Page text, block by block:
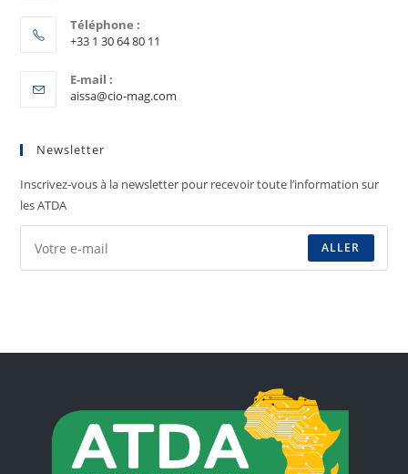
Téléphone :
+33 1 30 64 80 11
E-mail :
aissa@cio-mag.com
Newsletter
Inscrivez-vous à la newsletter pour recevoir toute l’information sur
les ATDA
ALLER